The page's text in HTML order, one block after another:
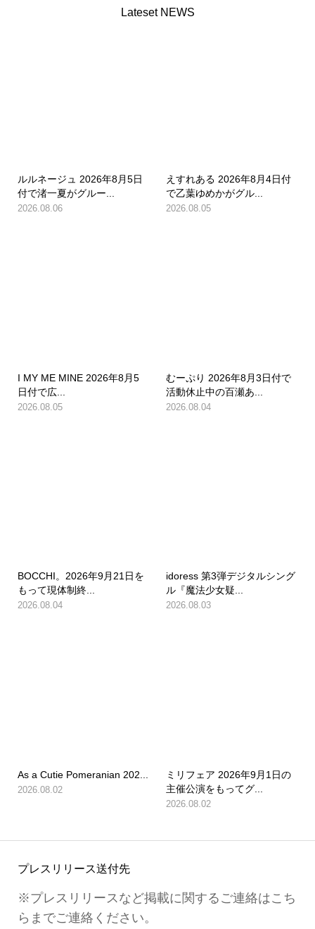
Lateset NEWS
ルルネージュ 2026年8月5日
付で渚一夏がグルー...
2026.08.06
えすれある 2026年8月4日付
で乙葉ゆめかがグル...
2026.08.05
I MY ME MINE 2026年8月5
日付で広...
2026.08.05
むーぷり 2026年8月3日付で
活動休止中の百瀬あ...
2026.08.04
BOCCHI。2026年9月21日を
もって現体制終...
2026.08.04
idoress 第3弾デジタルシング
ル『魔法少女疑...
2026.08.03
As a Cutie Pomeranian 202...
2026.08.02
ミリフェア 2026年9月1日の
主催公演をもってグ...
2026.08.02
プレスリリース送付先
※プレスリリースなど掲載に関するご連絡はこち
らまでご連絡ください。